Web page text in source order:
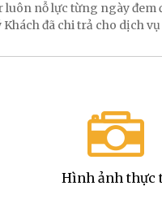
nỗ lực từng ngày đem
Khách đã chi trả cho dịch
Hình ảnh thực